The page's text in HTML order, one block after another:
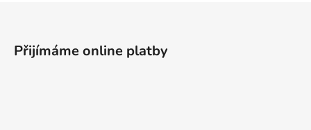
Přijímáme online platby